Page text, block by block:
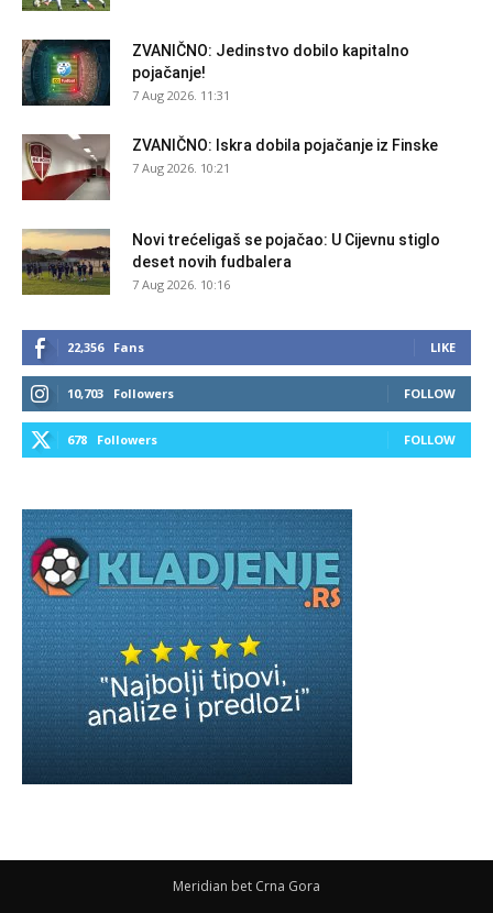
ZVANIČNO: Jedinstvo dobilo kapitalno
pojačanje!
7 Aug 2026. 11:31
ZVANIČNO: Iskra dobila pojačanje iz Finske
7 Aug 2026. 10:21
Novi trećeligaš se pojačao: U Cijevnu stiglo
deset novih fudbalera
7 Aug 2026. 10:16
22,356 Fans LIKE
10,703 Followers FOLLOW
678 Followers FOLLOW
Meridian bet Crna Gora